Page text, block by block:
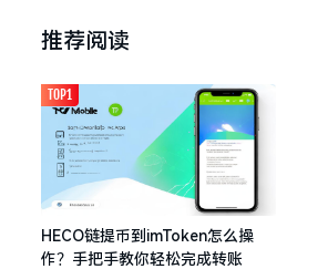
推荐阅读
HECO链提币到imToken怎么操
作？手把手教你轻松完成转账
TOP1